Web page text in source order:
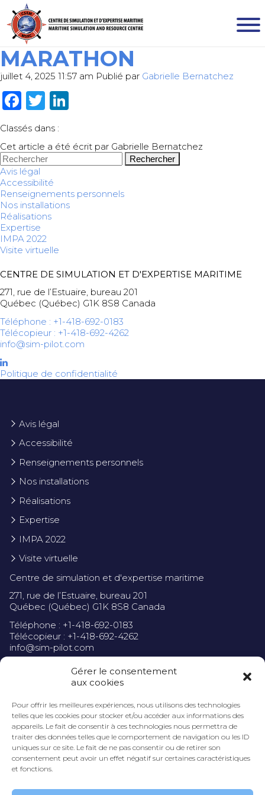
Gérer le consentement
aux cookies
Pour offrir les meilleures expériences, nous utilisons des technologies
telles que les cookies pour stocker et/ou accéder aux informations des
appareils. Le fait de consentir à ces technologies nous permettra de
traiter des données telles que le comportement de navigation ou les ID
uniques sur ce site. Le fait de ne pas consentir ou de retirer son
consentement peut avoir un effet négatif sur certaines caractéristiques
et fonctions.
MARATHON
juillet 4, 2025 11:57 am Publié par Gabrielle Bernatchez
Facebook
Twitter
Classés dans :
Cet article a été écrit par Gabrielle Bernatchez
Rechercher
Avis légal
Accessibilité
Renseignements personnels
Nos installations
Réalisations
Expertise
IMPA 2022
Visite virtuelle
CENTRE DE SIMULATION ET D'EXPERTISE MARITIME
271, rue de l’Estuaire, bureau 201
Québec (Québec) G1K 8S8 Canada
Téléphone : +1-418-692-0183
Télécopieur : +1-418-692-4262
info@sim-pilot.com
Politique de confidentialité
Avis légal
Accessibilité
Renseignements personnels
Nos installations
Réalisations
Expertise
IMPA 2022
Visite virtuelle
Centre de simulation et d'expertise maritime
271, rue de l’Estuaire, bureau 201
Québec (Québec) G1K 8S8 Canada
Téléphone : +1-418-692-0183
Télécopieur : +1-418-692-4262
info@sim-pilot.com
Politique de confidentialité